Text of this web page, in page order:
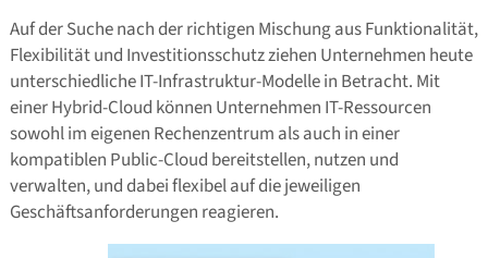
Auf der Suche nach der richtigen Mischung aus Funktionalität,
Flexibilität und Investitionsschutz ziehen Unternehmen heute
unterschiedliche IT-Infrastruktur-Modelle in Betracht. Mit
einer Hybrid-Cloud können Unternehmen IT-Ressourcen
sowohl im eigenen Rechenzentrum als auch in einer
kompatiblen Public-Cloud bereitstellen, nutzen und
verwalten, und dabei flexibel auf die jeweiligen
Geschäftsanforderungen reagieren.